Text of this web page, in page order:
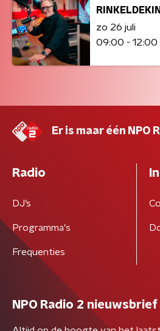
zo 26 juli
09:00 - 12:00
Er is maar één NPO
Radio
DJ’s
Programma's
Frequenties
NPO Radio 2 nieuwsbrief